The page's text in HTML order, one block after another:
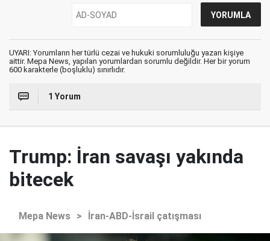
UYARI: Yorumların her türlü cezai ve hukuki sorumluluğu yazan kişiye
aittir. Mepa News, yapılan yorumlardan sorumlu değildir. Her bir yorum
600 karakterle (boşluklu) sınırlıdır.
1 Yorum
Trump: İran savaşı yakında
bitecek
Mepa News > İran-ABD-İsrail çatışması